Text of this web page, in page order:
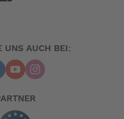
UNS AUCH BEI: